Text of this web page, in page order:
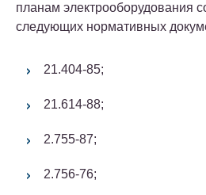
планам электрооборудования
следующих нормативных
21.404-85;
21.614-88;
2.755-87;
2.756-76;